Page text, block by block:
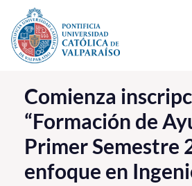
Click acá para ir directamente al
La Universidad
Investigación, Creación e
PUCV Internacional
Vinculación con el Medio
Comienza
“Formación de
Primer Semestre
enfoque en